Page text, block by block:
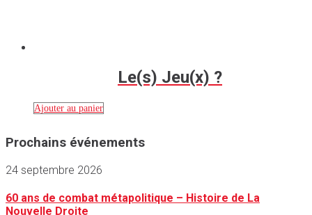
Le(s) Jeu(x) ?
Ajouter au panier
Prochains événements
24 septembre 2026
60 ans de combat métapolitique – Histoire de La
Nouvelle Droite